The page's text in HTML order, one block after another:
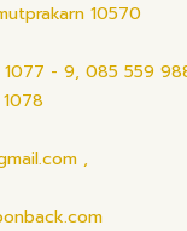
10570
- 9, 085 559
,